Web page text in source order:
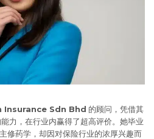
Insurance Sdn Bhd 的顾问，凭借其
能力，在行业内赢得了超高评价。她毕业
主修药学，却因对保险行业的浓厚兴趣而